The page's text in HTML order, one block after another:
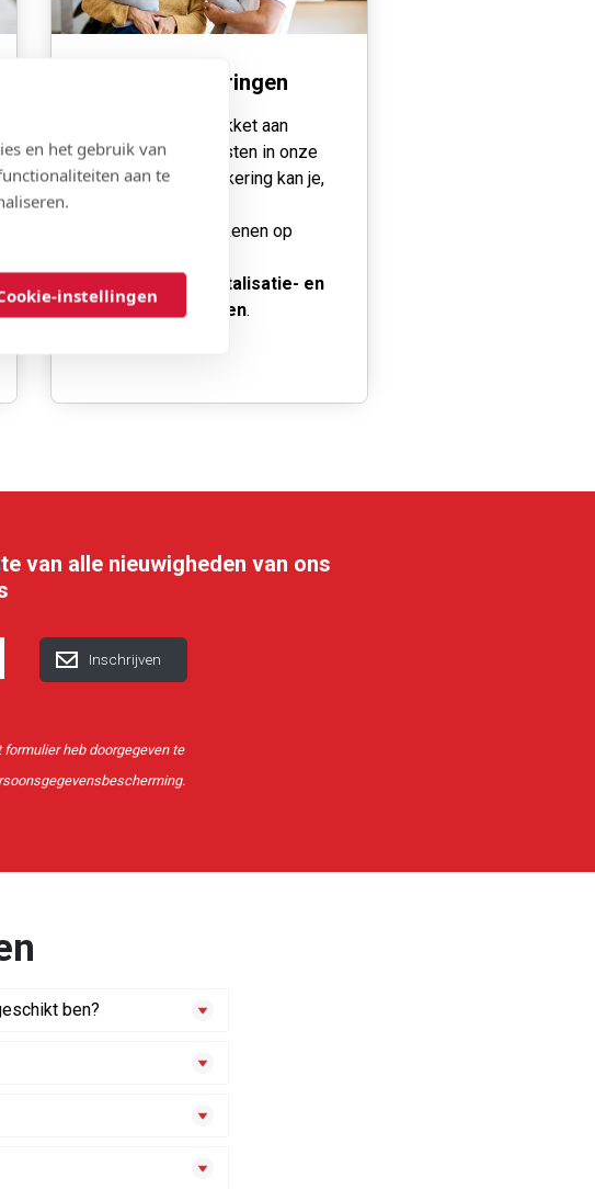
en het gebruik van
aan te
instellingen
Extra verzekeringen
Naast ons ruim pakket aan
voordelen en diensten in onze
aanvullende verzekering kan je,
bescherming, intekenen op
hospitalisatie- en
tandverzekeringen.
van alle nieuwigheden van ons
heb doorgegeven te
ben?